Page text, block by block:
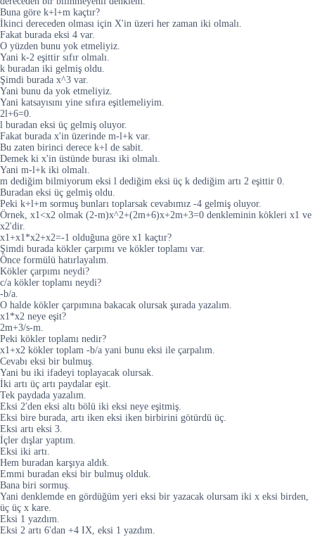
Buna göre k+l+m kaçtır?
İkinci dereceden olması için X'in üzeri her zaman iki olmalı.
Fakat burada eksi 4 var.
O yüzden bunu yok etmeliyiz.
Yani k-2 eşittir sıfır olmalı.
k buradan iki gelmiş oldu.
Şimdi burada x^3 var.
Yani bunu da yok etmeliyiz.
Yani katsayısını yine sıfıra eşitlemeliyim.
2l+6=0.
l buradan eksi üç gelmiş oluyor.
Fakat burada x'in üzerinde m-l+k var.
Bu zaten birinci derece k+l de sabit.
Demek ki x'in üstünde burası iki olmalı.
Yani m-l+k iki olmalı.
m dediğim bilmiyorum eksi l dediğim eksi üç k dediğim artı 2 eşittir 0.
Buradan eksi üç gelmiş oldu.
Peki k+l+m sormuş bunları toplarsak cevabımız -4 gelmiş oluyor.
Örnek, x1<x2 olmak (2-m)x^2+(2m+6)x+2m+3=0 denkleminin kökleri x1 ve
x2'dir.
x1+x1*x2+x2=-1 olduğuna göre x1 kaçtır?
Şimdi burada kökler çarpımı ve kökler toplamı var.
Önce formülü hatırlayalım.
Kökler çarpımı neydi?
c/a kökler toplamı neydi?
-b/a.
O halde kökler çarpımına bakacak olursak şurada yazalım.
x1*x2 neye eşit?
2m+3/s-m.
Peki kökler toplamı nedir?
x1+x2 kökler toplam -b/a yani bunu eksi ile çarpalım.
Cevabı eksi bir bulmuş.
Yani bu iki ifadeyi toplayacak olursak.
İki artı üç artı paydalar eşit.
Tek paydada yazalım.
Eksi 2'den eksi altı bölü iki eksi neye eşitmiş.
Eksi bire burada, artı iken eksi iken birbirini götürdü üç.
Eksi artı eksi 3.
İçler dışlar yaptım.
Eksi iki artı.
Hem buradan karşıya aldık.
Emmi buradan eksi bir bulmuş olduk.
Bana biri sormuş.
Yani denklemde en gördüğüm yeri eksi bir yazacak olursam iki x eksi birden,
üç üç x kare.
Eksi 1 yazdım.
Eksi 2 artı 6'dan +4 IX, eksi 1 yazdım.